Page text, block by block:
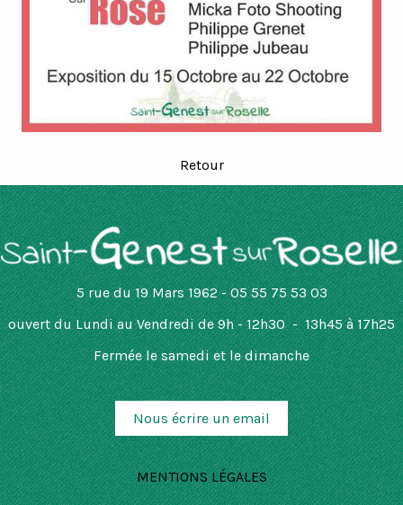
Retour
5 rue du 19 Mars 1962 - 05 55 75 53 03
ouvertdu Lundi au Vendredi de 9h - 12h30 - 13h45 à 17h25
Fermée le samedi et le dimanche
Nous écrire un email
MENTIONS LÉGALES